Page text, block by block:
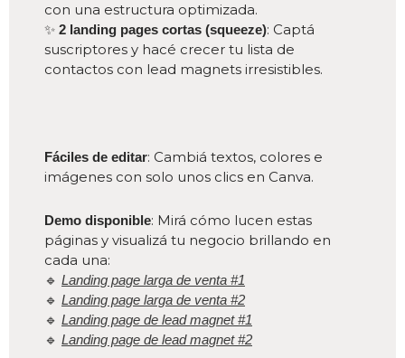
con una estructura optimizada.
✨ 2 landing pages cortas (squeeze): Captá
suscriptores y hacé crecer tu lista de
contactos con lead magnets irresistibles.
Fáciles de editar: Cambiá textos, colores e
imágenes con solo unos clics en Canva.
Demo disponible: Mirá cómo lucen estas
páginas y visualizá tu negocio brillando en
cada una:
🔹 Landing page larga de venta #1
🔹 Landing page larga de venta #2
🔹 Landing page de lead magnet #1
🔹 Landing page de lead magnet #2